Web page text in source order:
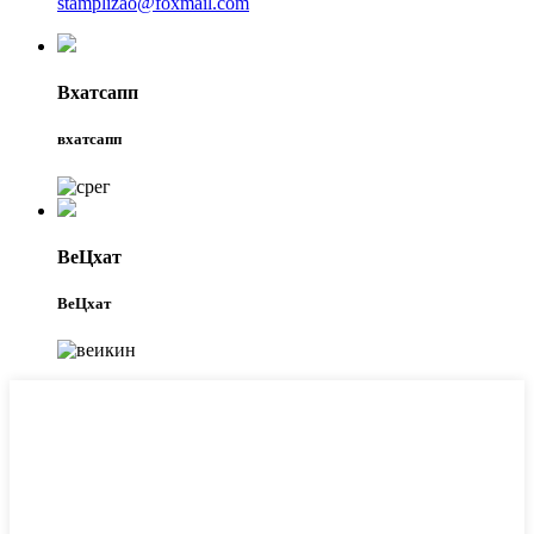
Вхатсапп
вхатсапп
ВеЦхат
ВеЦхат